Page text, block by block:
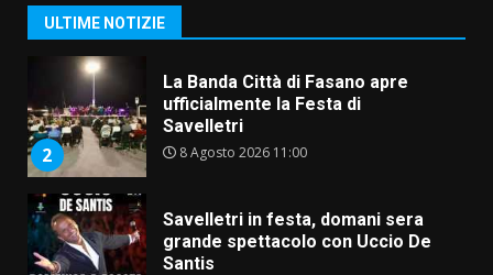
ULTIME NOTIZIE
1
2
La Banda Città di Fasano apre
ufficialmente la Festa di
Savelletri
8 Agosto 2026 11:00
Savelletri in festa, domani sera
grande spettacolo con Uccio De
Santis